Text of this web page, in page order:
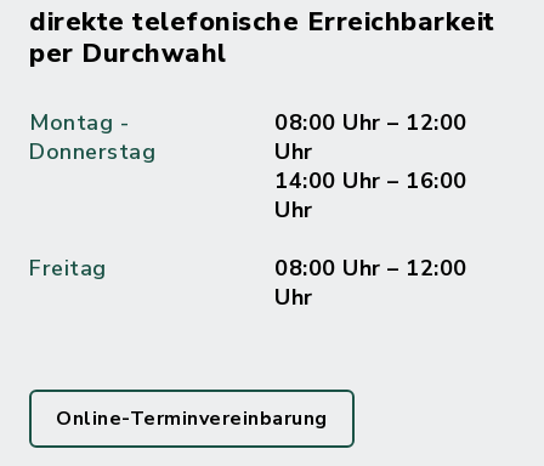
direkte telefonische Erreichbarkeit
per Durchwahl
Montag -
Donnerstag
08:00 Uhr – 12:00
Uhr
14:00 Uhr – 16:00
Uhr
Freitag
08:00 Uhr – 12:00
Uhr
Online-Terminvereinbarung